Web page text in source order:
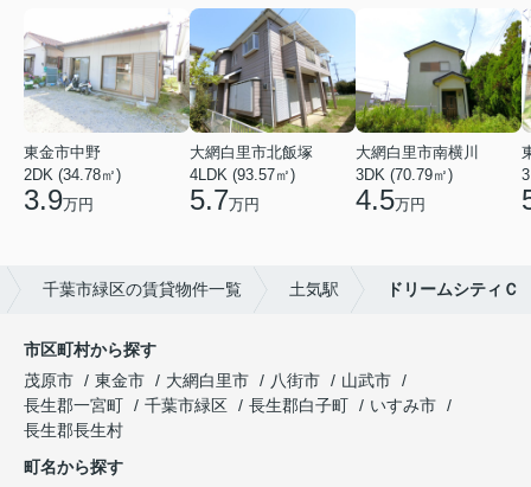
東金市中野
2DK (34.78㎡)
3.9万円
大網白里市北飯塚
4LDK (93.57㎡)
5.7万円
大網白里市南横川
3DK (70.79㎡)
4.5万円
千葉市緑区の賃貸物件一覧 土気駅 ドリームシティＣ
市区町村から探す
茂原市
東金市 大網白里市 八街市
山武市
長生郡一宮町
千葉市緑区 長生郡白子町
いすみ市
長生郡長生村
町名から探す